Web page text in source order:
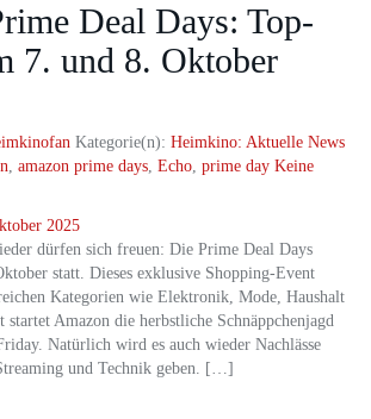
Deal Days: Top-
7. und 8. Oktober
Kategorie(n): Heimkino: Aktuelle News
, amazon prime days, Echo, prime day Keine
dürfen sich freuen: Die Prime Deal Days
statt. Dieses exklusive Shopping-Event
Kategorien wie Elektronik, Mode, Haushalt
Amazon die herbstliche Schnäppchenjagd
Natürlich wird es auch wieder Nachlässe
und Technik geben. […]